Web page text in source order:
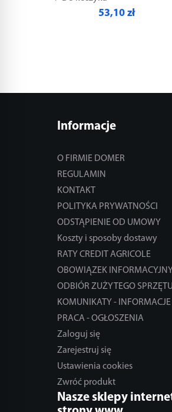
53,10 zł
Informacje
O FIRMIE DOMER
REGULAMIN
KONTAKT
POLITYKA PRYWATNOŚCI
ODSTĄPIENIE OD UMOWY
Koszty i sposoby dostawy
RATY CREDIT AGRICOLE
OBOWIĄZEK
ODBIÓR ZUŻYTEGO SPRZĘTU
KOMUNIKATY - INFORMACJE
PRACA - OGŁOSZENIA
Zaloguj się
Zarejestruj się
Ustawienia cookies
Zwróć produkt
Nasze sklepy